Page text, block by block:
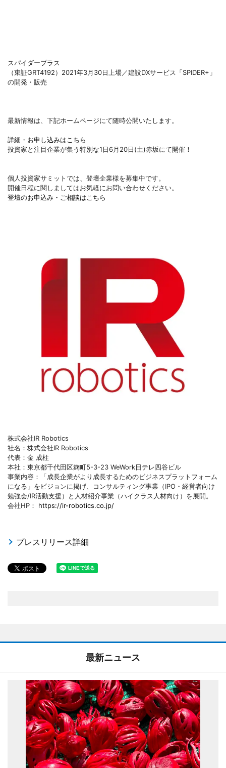
スパイダープラス
（東証GRT4192）2021年3月30日上場／建設DXサービス「SPIDER+」
の開発・販売
最新情報は、下記ホームページにて随時公開いたします。
詳細・お申し込みはこちら
投資家と注目企業が集う特別な1日6月20日(土)赤坂にて開催！
個人投資家サミットでは、登壇企業様を募集中です。
開催日程に関しましてはお気軽にお問い合わせください。
登壇のお申込み・ご相談はこちら
株式会社IR Robotics
社名：株式会社IR Robotics
代表：金 成柱
本社：東京都千代田区麹町5-3-23 WeWork日テレ四谷ビル
事業内容：「成長企業がより成長するためのビジネスプラットフォーム
になる」をビジョンに掲げ、コンサルティング事業（IPO・経営者向け
勉強会/IR活動支援）と人材紹介事業（ハイクラス人材向け）を展開。
会社HP： https://ir-robotics.co.jp/
プレスリリース詳細
最新ニュース